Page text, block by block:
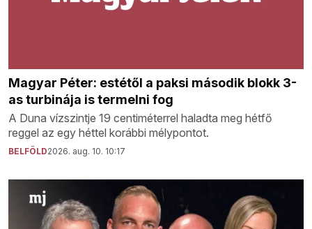
Magyar Péter: estétől a paksi második blokk 3-
as turbinája is termelni fog
A Duna vízszintje 19 centiméterrel haladta meg hétfő
reggel az egy héttel korábbi mélypontot.
BELFÖLD2026. aug. 10. 10:17